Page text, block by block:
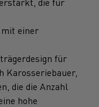
mit einer
für
Karosseriebauer,
die die Anzahl
hohe